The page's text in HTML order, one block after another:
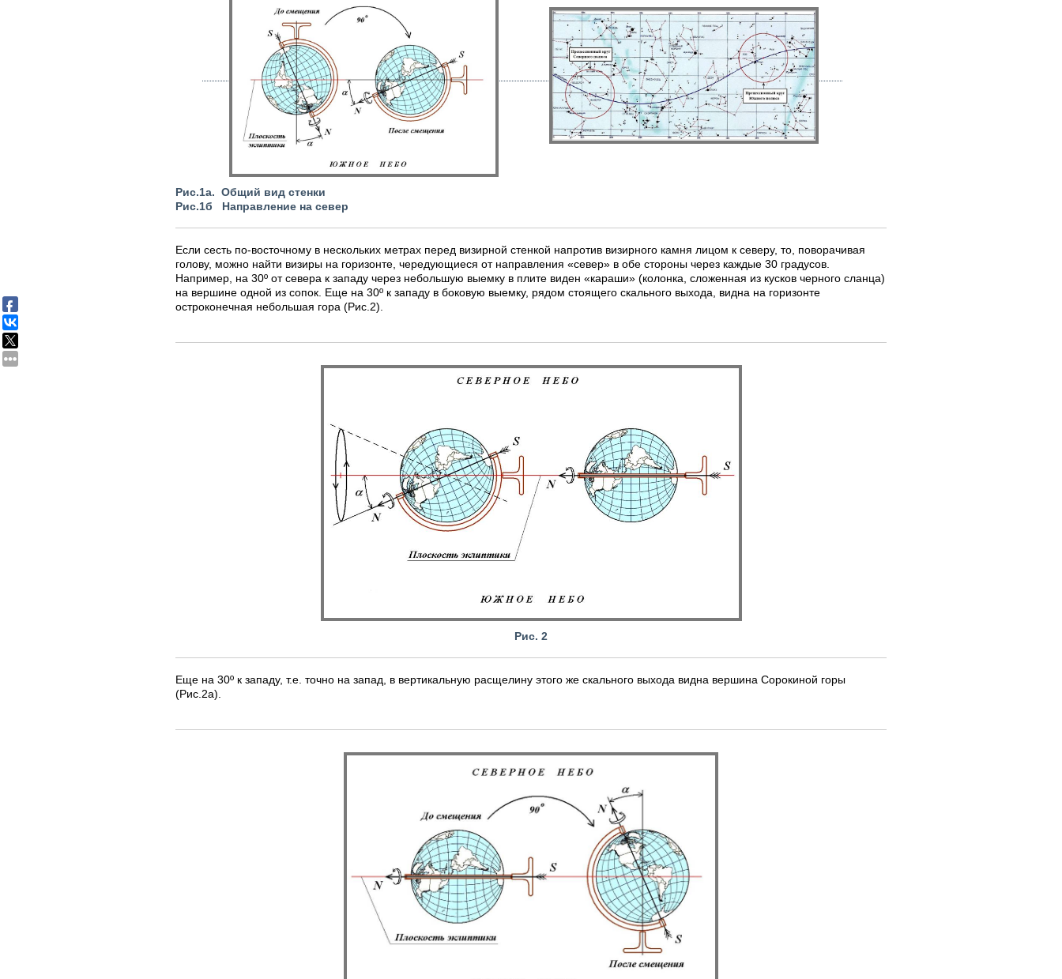
Рис.1а. Общий вид стенки
Рис.1б Направление на север
Если сесть по-восточному в нескольких метрах перед визирной стенкой напротив визирного камня лицом к северу, то, поворачивая
голову, можно найти визиры на горизонте, чередующиеся от направления «север» в обе стороны через каждые 30 градусов.
Например, на 30º от севера к западу через небольшую выемку в плите виден «караши» (колонка, сложенная из кусков черного сланца)
на вершине одной из сопок. Еще на 30º к западу в боковую выемку, рядом стоящего скального выхода, видна на горизонте
остроконечная небольшая гора (Рис.2).
Рис. 2
Еще на 30º к западу, т.е. точно на запад, в вертикальную расщелину этого же скального выхода видна вершина Сорокиной горы
(Рис.2а).